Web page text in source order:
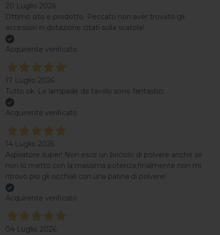
20 Luglio 2026
Ottimo sito e prodotto. Peccato non aver trovato gli
accessori in dotazione citati sulla scatola!
Acquirente verificato
17 Luglio 2026
Tutto ok. Le lampade da tavolo sono fantastici.
Acquirente verificato
14 Luglio 2026
Aspiratore super! Non esce un briciolo di polvere anche se
non lo metto con la massima potenza,finalmente non mi
ritrovo più gli occhiali con una patina di polvere!
Acquirente verificato
04 Luglio 2026